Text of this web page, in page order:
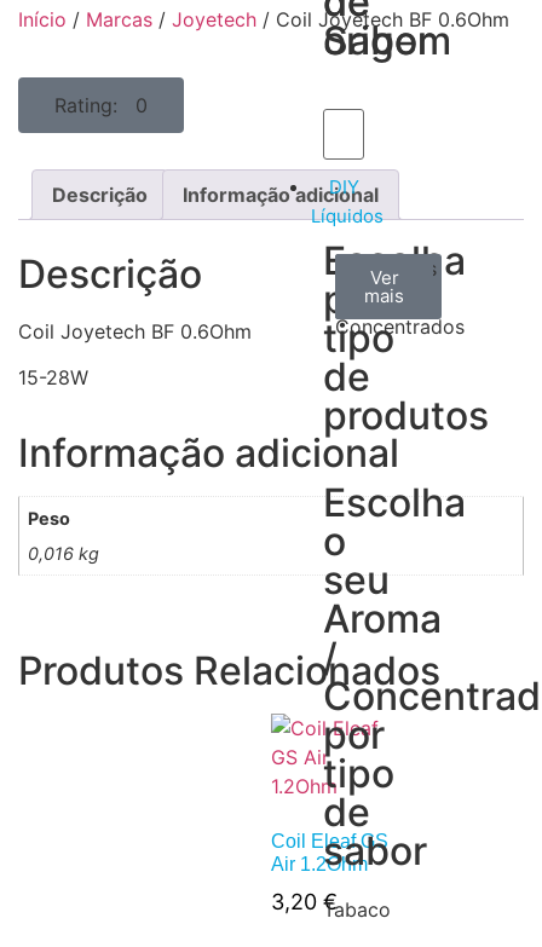
Sabor
origem
DIY
Líquidos
Escolha
por
tipo
de
produtos
Aromas
Concentrados
Ver
todos
Bases
Ver
mais
Accesorios
Ver
mais
Escolha
o
seu
Aroma
/
por
tipo
de
sabor
Tabaco
Início / Marcas / Joyetech / Coil Joyetech BF 0.6Ohm
Rating: 0
Descrição Informação adicional
Descrição
Coil Joyetech BF 0.6Ohm
15-28W
Informação adicional
Peso
0,016 kg
Produtos Relacionados
Coil Eleaf GS
Air 1.2Ohm
3,20 €